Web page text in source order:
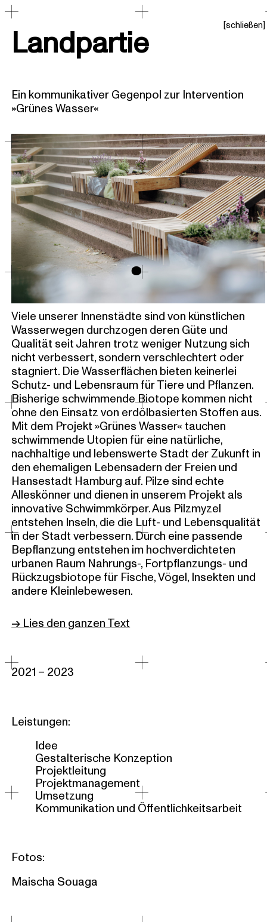
Landpartie [schließen]
Ein kommunikativer Gegenpol zur Intervention
»Grünes Wasser«
Viele unserer Innenstädte sind von künstlichen
Wasserwegen durchzogen deren Güte und
Qualität seit Jahren trotz weniger Nutzung sich
nicht verbessert, sondern verschlechtert oder
stagniert. Die Wasserflächen bieten keinerlei
Schutz- und Lebensraum für Tiere und Pflanzen.
Bisherige schwimmende Biotope kommen nicht
ohne den Einsatz von erdölbasierten Stoffen aus.
Mit dem Projekt »Grünes Wasser« tauchen
schwimmende Utopien für eine natürliche,
nachhaltige und lebenswerte Stadt der Zukunft in
den ehemaligen Lebensadern der Freien und
Hansestadt Hamburg auf. Pilze sind echte
Alleskönner und dienen in unserem Projekt als
innovative Schwimmkörper. Aus Pilzmyzel
entstehen Inseln, die die Luft- und Lebensqualität
in der Stadt verbessern. Durch eine passende
Bepflanzung entstehen im hochverdichteten
urbanen Raum Nahrungs-, Fortpflanzungs- und
Rückzugsbiotope für Fische, Vögel, Insekten und
andere Kleinlebewesen.
→ Lies den ganzen Text
2021 – 2023
Leistungen:
Idee
Gestalterische Konzeption
Projektleitung
Projektmanagement
Umsetzung
Kommunikation und Öffentlichkeitsarbeit
Fotos:
Maischa Souaga
o